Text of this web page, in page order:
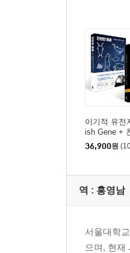
이기적 유전
ish Gene +
종 세트
36,900원
역 : 홍영남
서울대학
으며, 현재